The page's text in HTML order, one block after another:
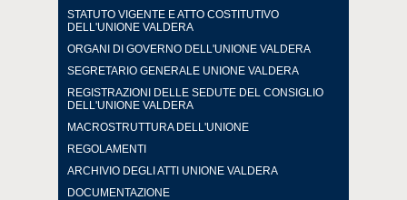
STATUTO VIGENTE E ATTO COSTITUTIVO
DELL'UNIONE VALDERA
ORGANI DI GOVERNO DELL'UNIONE VALDERA
SEGRETARIO GENERALE UNIONE VALDERA
REGISTRAZIONI DELLE SEDUTE DEL CONSIGLIO
DELL'UNIONE VALDERA
MACROSTRUTTURA DELL'UNIONE
REGOLAMENTI
ARCHIVIO DEGLI ATTI UNIONE VALDERA
DOCUMENTAZIONE